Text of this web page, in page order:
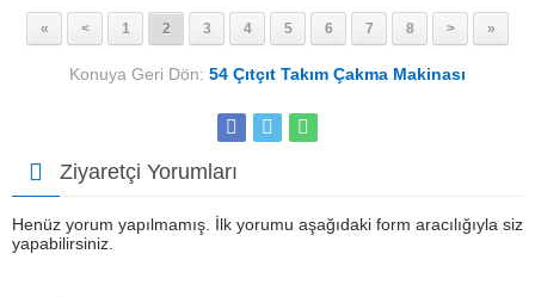
« < 1 2 3 4 5 6 7 8 > »
Konuya Geri Dön: 54 Çıtçıt Takım Çakma Makinası
Ziyaretçi Yorumları
Henüz yorum yapılmamış. İlk yorumu aşağıdaki form aracılığıyla siz
yapabilirsiniz.